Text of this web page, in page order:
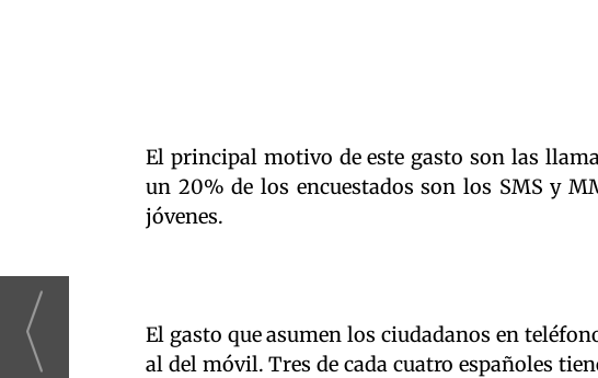
El principal motivo de este gasto son las
un 20% de los encuestados son los SMS y
jóvenes.
El gasto que asumen los ciudadanos en
al del móvil. Tres de cada cuatro españoles